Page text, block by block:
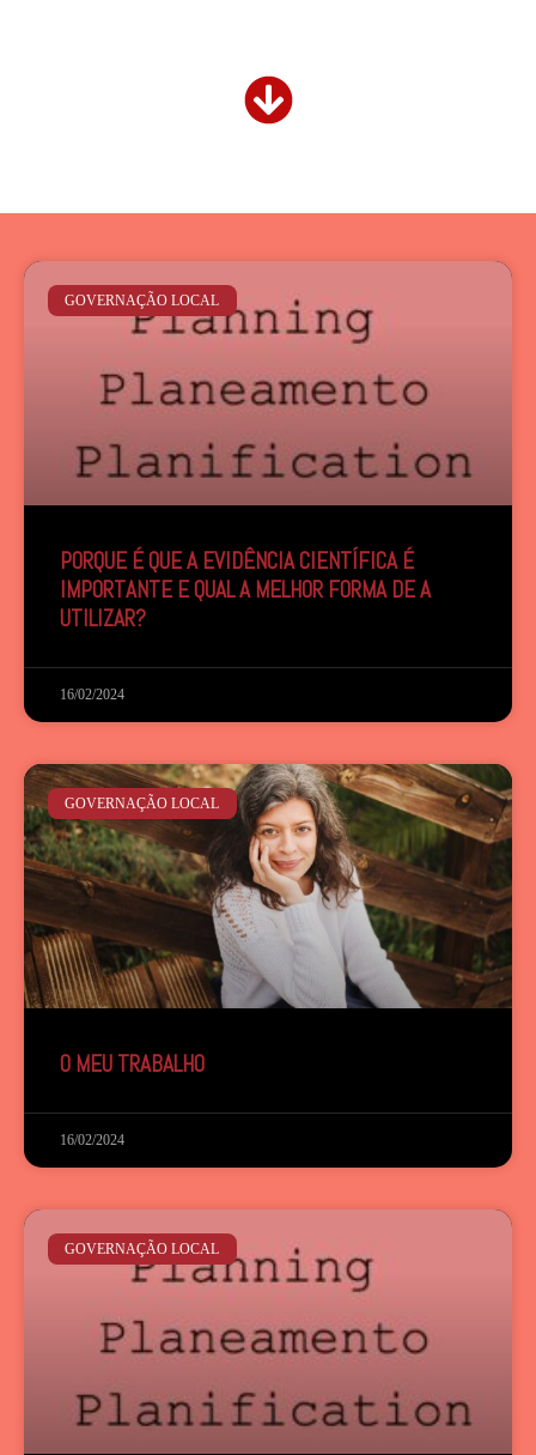
GOVERNAÇÃO LOCAL
PORQUE É QUE A EVIDÊNCIA CIENTÍFICA É
IMPORTANTE E QUAL A MELHOR FORMA DE A
UTILIZAR?
16/02/2024
GOVERNAÇÃO LOCAL
O MEU TRABALHO
16/02/2024
GOVERNAÇÃO LOCAL